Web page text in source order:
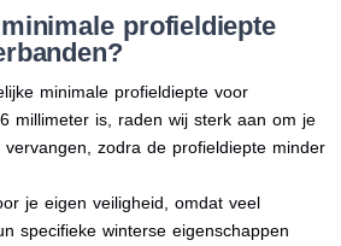
profieldiepte
minimale profieldiepte voor
millimeter is, raden wij sterk aan om je
zodra de profieldiepte minder
je eigen veiligheid, omdat veel
specifieke winterse eigenschappen